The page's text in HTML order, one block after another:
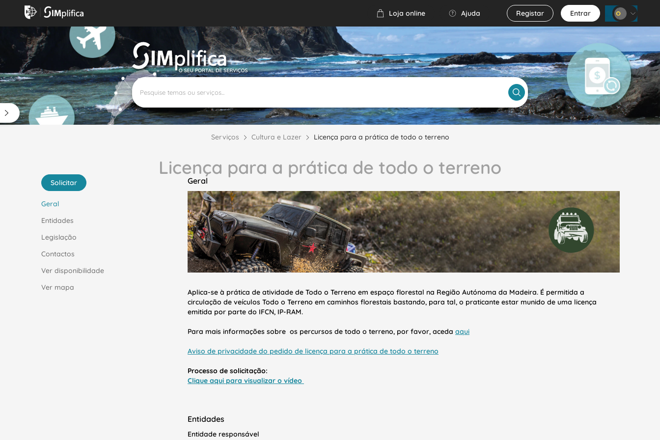
Precisa de ajuda?
Todos os dias úteis, das 9H00 às
18H00
90
465
Chamada gratuita WhatsApp FAQ's
Loja online Ajuda Registar Entrar
Serviços Cultura e Lazer Licença para a prática de todo o terreno
Licença para a prática de todo o terreno
Solicitar
Geral
Entidades
Legislação
Contactos
Ver disponibilidade
Ver mapa
Geral
Aplica-se à prática de atividade de Todo o Terreno em espaço florestal na Região Autónoma da Madeira. É permitida a
circulação de veículos Todo o Terreno em caminhos florestais bastando, para tal, o praticante estar munido de uma licença
emitida por parte do IFCN, IP-RAM.
Para mais informações sobre os percursos de todo o terreno, por favor, aceda aqui
Aviso de privacidade do pedido de licença para a prática de todo o terreno
Processo de solicitação:
Clique aqui para visualizar o vídeo
Entidades
Entidade responsável